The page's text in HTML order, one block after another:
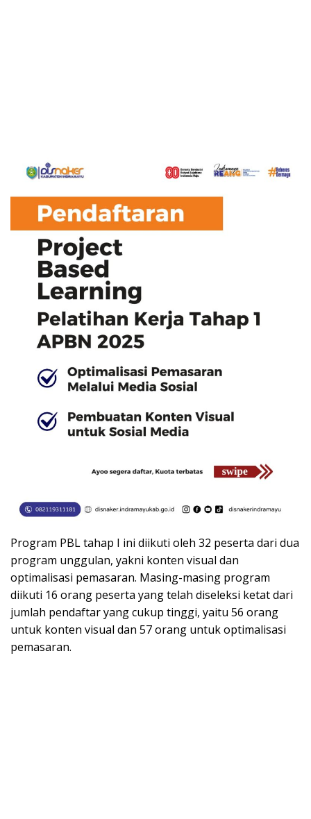
Program PBL tahap I ini diikuti oleh 32 peserta dari dua
program unggulan, yakni konten visual dan
optimalisasi pemasaran. Masing-masing program
diikuti 16 orang peserta yang telah diseleksi ketat dari
jumlah pendaftar yang cukup tinggi, yaitu 56 orang
untuk konten visual dan 57 orang untuk optimalisasi
pemasaran.